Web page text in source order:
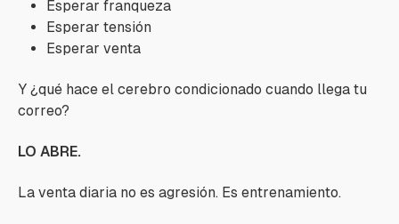
Esperar franqueza
Esperar tensión
Esperar venta
Y ¿qué hace el cerebro condicionado cuando llega tu
correo?
LO ABRE.
La venta diaria no es agresión. Es entrenamiento.